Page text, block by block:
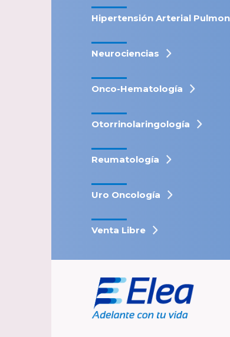
Hipertensión Arterial
Neurociencias
Onco-Hematología
Otorrinolaringología
Reumatología
Uro Oncología
Venta Libre